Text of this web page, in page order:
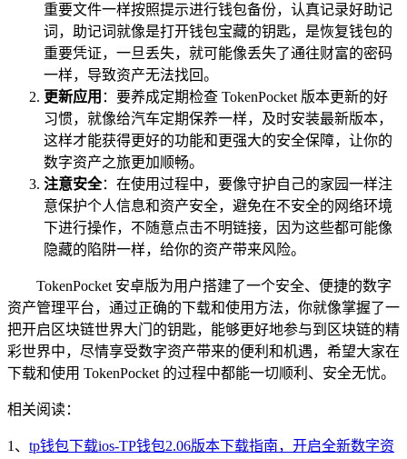
重要文件一样按照提示进行钱包备份，认真记录好助记
词，助记词就像是打开钱包宝藏的钥匙，是恢复钱包的
重要凭证，一旦丢失，就可能像丢失了通往财富的密码
一样，导致资产无法找回。
更新应用 ：要养成定期检查 TokenPocket 版本更新的好
习惯，就像给汽车定期保养一样，及时安装最新版本，
这样才能获得更好的功能和更强大的安全保障，让你的
数字资产之旅更加顺畅。
注意安全：在使用过程中，要像守护自己的家园一样注
意保护个人信息和资产安全，避免在不安全的网络环境
下进行操作，不随意点击不明链接，因为这些都可能像
隐藏的陷阱一样，给你的资产带来风险。
TokenPocket 安卓版为用户搭建了一个安全、便捷的数字
资产管理平台，通过正确的下载和使用方法，你就像掌握了一
把开启区块链世界大门的钥匙，能够更好地参与到区块链的精
彩世界中，尽情享受数字资产带来的便利和机遇，希望大家在
下载和使用 TokenPocket 的过程中都能一切顺利、安全无忧。
相关阅读：
1、 tp钱包下载ios-TP钱包2.06版本下载指南，开启全新数字资